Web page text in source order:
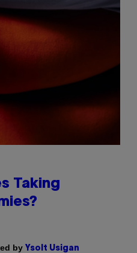
Taking
by Ysolt Usigan